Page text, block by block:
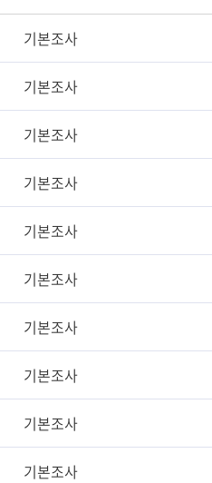
기본조사
기본조사
기본조사
기본조사
기본조사
기본조사
기본조사
기본조사
기본조사
기본조사